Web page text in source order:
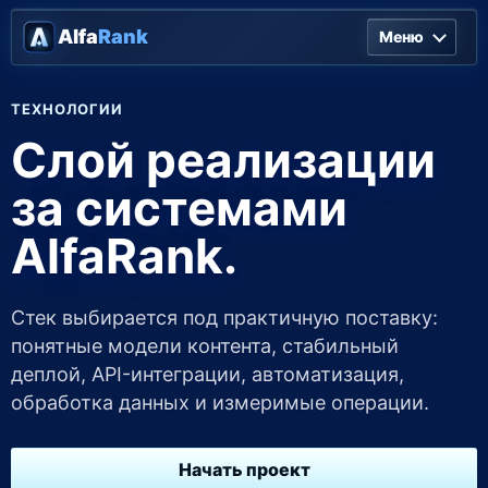
AlfaRank Меню
ТЕХНОЛОГИИ
Слой реализации
за системами
AlfaRank.
Стек выбирается под практичную поставку:
понятные модели контента, стабильный
деплой, API-интеграции, автоматизация,
обработка данных и измеримые операции.
Начать проект